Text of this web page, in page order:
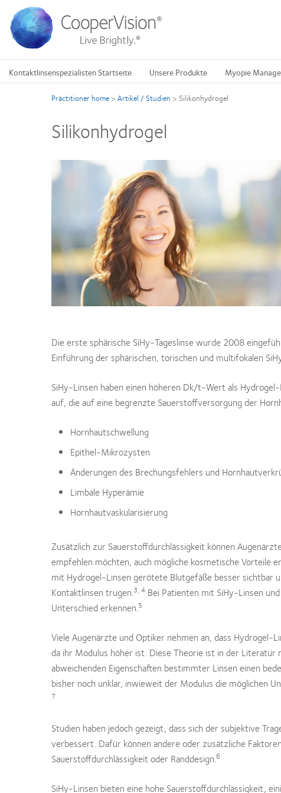
zum
Inhalt
Kontaktlinsenspezialisten Startseite Unsere Produkte Myopie
Practitioner home > Artikel / Studien > Silikonhydrogel
Silikonhydrogel
Die erste sphärische SiHy-Tageslinse wurde 2008
Einführung der sphärischen, torischen und multifokalen
SiHy-Linsen haben einen höheren Dk/t-Wert als
auf, die auf eine begrenzte Sauerstoffversorgung der
Hornhautschwellung
Epithel-Mikrozysten
Änderungen des Brechungsfehlers und
Limbale Hyperämie
Hornhautvaskularisierung
Zusätzlich zur Sauerstoffdurchlässigkeit können
empfehlen möchten, auch mögliche kosmetische Vorteile
mit Hydrogel-Linsen gerötete Blutgefäße besser sichtbar
Kontaktlinsen trugen.3, 4 Bei Patienten mit SiHy-Linsen
Unterschied erkennen.5
Viele Augenärzte und Optiker nehmen an, dass Hydrogel-
da ihr Modulus höher ist. Diese Theorie ist in der Literatur
abweichenden Eigenschaften bestimmter Linsen einen
bisher noch unklar, inwieweit der Modulus die möglichen
7
Studien haben jedoch gezeigt, dass sich der subjektive
verbessert. Dafür können andere oder zusätzliche
Sauerstoffdurchlässigkeit oder Randdesign.6
SiHy-Linsen bieten eine hohe Sauerstoffdurchlässigkeit,